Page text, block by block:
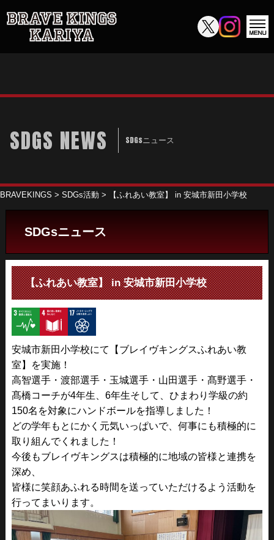
SDGS NEWS SDGsニュース
BRAVEKINGS > SDGs活動 > 【ふれあい教室】 in 安城市新田小学校
SDGsニュース
【ふれあい教室】 in 安城市新田小学校
安城市新田小学校にて【ブレイヴキングスふれあい教
室】を実施！
高智選手・渡部選手・玉城選手・山田選手・髙野選手・
髙橋コーチが4年生、6年生そして、ひまわり学級の約
150名を対象にハンドボールを指導しました！
どの学年もとにかく元気いっぱいで、何事にも積極的に
取り組んでくれました！
今後もブレイヴキングスは積極的に地域の皆様と連携を
深め、
皆様に笑顔あふれる時間を送っていただけるよう活動を
行ってまいります。